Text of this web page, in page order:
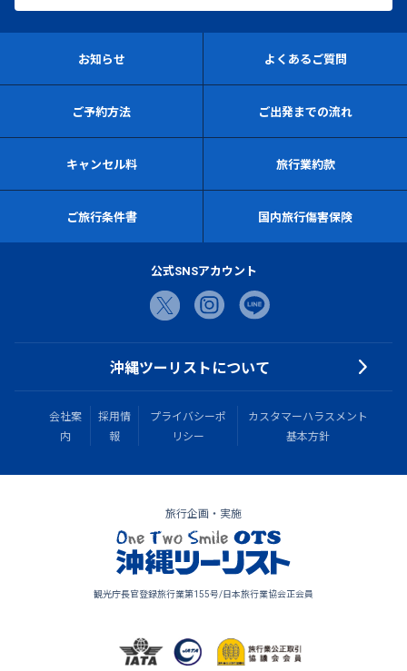
お知らせ よくあるご質問
ご予約方法 ご出発までの流れ
キャンセル料 旅行業約款
ご旅行条件書 国内旅行傷害保険
公式SNSアカウント
沖縄ツーリストについて
会社案
内
採用情
報
プライバシーポ
リシー
カスタマーハラスメント
基本方針
旅行企画・実施
観光庁長官登録旅行業第155号/日本旅行業協会正会員